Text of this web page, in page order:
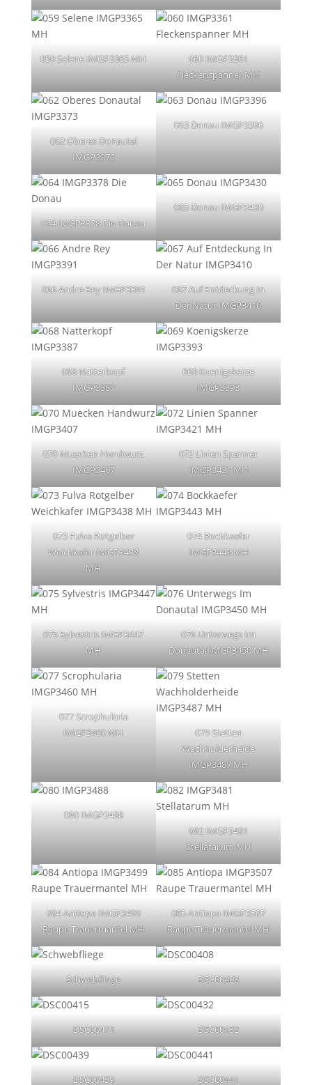
059 Selene IMGP3365 MH
060 IMGP3361
Fleckenspanner MH
062 Oberes Donautal
IMGP3373
063 Donau IMGP3396
064 IMGP3378 Die Donau
065 Donau IMGP3430
066 Andre Rey IMGP3391
067 Auf Entdeckung In
Der Natur IMGP3410
068 Natterkopf
IMGP3387
069 Koenigskerze
IMGP3393
070 Muecken Handwurz
IMGP3407
072 Linien Spanner
IMGP3421 MH
073 Fulva Rotgelber
Weichkafer IMGP3438
MH
074 Bockkaefer
IMGP3443 MH
075 Sylvestris IMGP3447
MH
076 Unterwegs Im
Donautal IMGP3450 MH
077 Scrophularia
IMGP3460 MH
079 Stetten
Wachholderheide
IMGP3487 MH
080 IMGP3488
082 IMGP3481
Stellatarum MH
084 Antiopa IMGP3499
Raupe Trauermantel MH
085 Antiopa IMGP3507
Raupe Trauermantel MH
Schwebfliege DSC00408
DSC00415 DSC00432
DSC00439 DSC00441